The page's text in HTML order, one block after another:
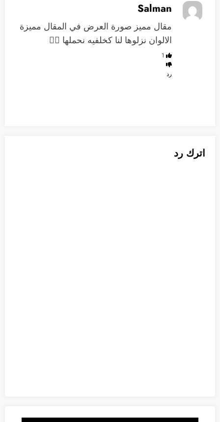
Salman
مقال مميز صورة العرض في المقال مميزة
الالوان نزلوها لنا كخلفيه نحملها ✋🏻
1
رد
اترك رد